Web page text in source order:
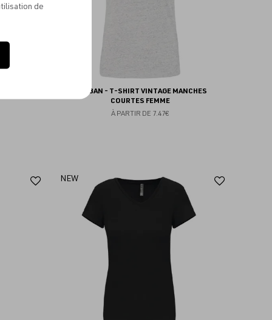
KARIBAN - T-SHIRT VINTAGE MANCHES
COURTES FEMME
À PARTIR DE 7.47€
Ajouter
favoris
NEW
de